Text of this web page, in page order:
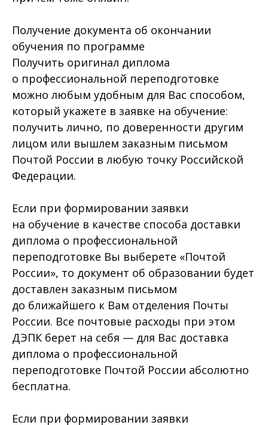
Получение документа об окончании
обучения по программе
Получить оригинал диплома
о профессиональной переподготовке
можно любым удобным для Вас способом,
который укажете в заявке на обучение:
получить лично, по доверенности другим
лицом или вышлем заказным письмом
Почтой России в любую точку Российской
Федерации.
Если при формировании заявки
на обучение в качестве способа доставки
диплома о профессиональной
переподготовке Вы выберете «Почтой
России», то документ об образовании будет
доставлен заказным письмом
до ближайшего к Вам отделения Почты
России. Все почтовые расходы при этом
ДЭПК берет на себя — для Вас доставка
диплома о профессиональной
переподготовке Почтой России абсолютно
бесплатна.
Если при формировании заявки